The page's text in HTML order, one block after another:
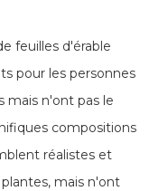
feuilles d'érable
pour les personnes
mais n'ont pas le
compositions
réalistes et
mais n'ont